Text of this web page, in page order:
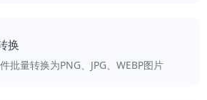
换
批量转换为PNG、JPG、WEBP图片